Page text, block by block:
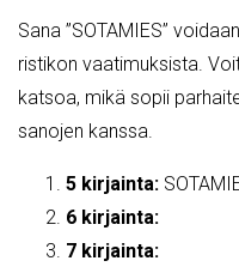
Sana ”SOTAMIES”
ristikon vaatimuksista.
katsoa, mikä sopii
sanojen kanssa.
5 kirjainta:
6 kirjainta:
7 kirjainta: